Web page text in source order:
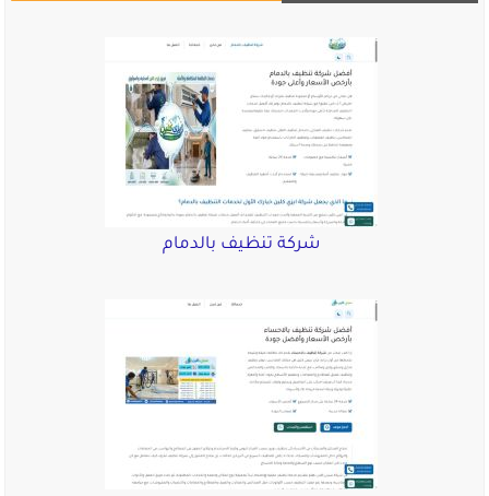
شركة تنظيف بالدمام